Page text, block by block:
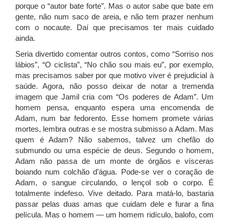
porque o “autor bate forte”. Mas o autor sabe que bate em
gente, não num saco de areia, e não tem prazer nenhum
com o nocaute. Daí que precisamos ter mais cuidado
ainda.
Seria divertido comentar outros contos, como “Sorriso nos
lábios”, “O ciclista”, “No chão sou mais eu”, por exemplo,
mas precisamos saber por que motivo viver é prejudicial à
saúde. Agora, não posso deixar de notar a tremenda
imagem que Jamil cria com “Os poderes de Adam”. Um
homem pensa, enquanto espera uma encomenda de
Adam, num bar fedorento. Esse homem promete várias
mortes, lembra outras e se mostra submisso a Adam. Mas
quem é Adam? Não sabemos, talvez um chefão do
submundo ou uma espécie de deus. Segundo o homem,
Adam não passa de um monte de órgãos e vísceras
boiando num colchão d’água. Pode-se ver o coração de
Adam, o sangue circulando, o lençol sob o corpo. É
totalmente indefeso. Vive deitado. Para matá-lo, bastaria
passar pelas duas amas que cuidam dele e furar a fina
película. Mas o homem — um homem ridículo, balofo, com